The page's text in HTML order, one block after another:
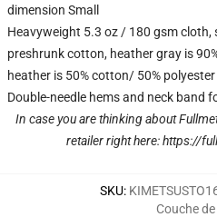
dimension Small
Heavyweight 5.3 oz / 180 gsm cloth,
preshrunk cotton, heather gray is
heather is 50% cotton/ 50% polyester
Double-needle hems and neck band
In case you are thinking about
retailer right here:https://
SKU:
Couche